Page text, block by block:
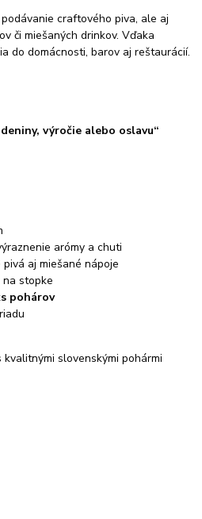
craftového piva, ale aj
či miešaných drinkov. Vďaka
do domácnosti, barov aj reštaurácií.
výročie alebo oslavu“
arómy a chuti
aj miešané nápoje
stopke
pohárov
slovenskými pohármi